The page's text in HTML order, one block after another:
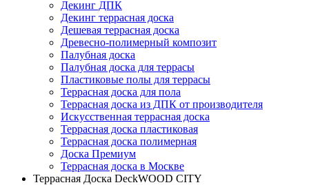
Декинг ДПК
Декинг террасная доска
Дешевая террасная доска
Древесно-полимерный композит
Палубная доска
Палубная доска для террасы
Пластиковые полы для террасы
Террасная доска для пола
Террасная доска из ДПК от производителя
Искусственная террасная доска
Террасная доска пластиковая
Террасная доска полимерная
Доска Премиум
Террасная доска в Москве
Террасная Доска DeckWOOD CITY